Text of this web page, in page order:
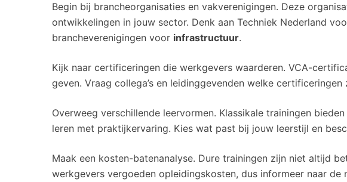
Begin bij brancheorganisaties en vakverenigingen. Deze
ontwikkelingen in jouw sector. Denk aan Techniek Nederland
brancheverenigingen voor infrastructuur.
Kijk naar certificeringen die werkgevers waarderen. VCA-
geven. Vraag collega’s en leidinggevenden welke
Overweeg verschillende leervormen. Klassikale trainingen
leren met praktijkervaring. Kies wat past bij jouw leerstijl en
Maak een kosten-batenanalyse. Dure trainingen zijn niet altijd
werkgevers vergoeden opleidingskosten, dus informeer naar de